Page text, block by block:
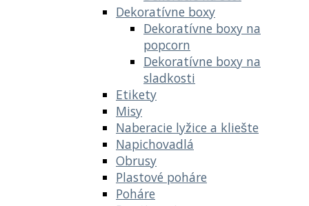
Dekoratívne boxy
Dekoratívne boxy na
popcorn
Dekoratívne boxy na
sladkosti
Etikety
Misy
Naberacie lyžice a kliešte
Napichovadlá
Obrusy
Plastové poháre
Poháre